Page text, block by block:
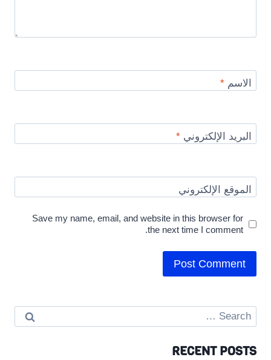
الاسم*
البريد الإلكتروني*
الموقع الإلكتروني
Save my name, email, and website in this browser for
the next time I comment.
Search
for:
RECENT POSTS